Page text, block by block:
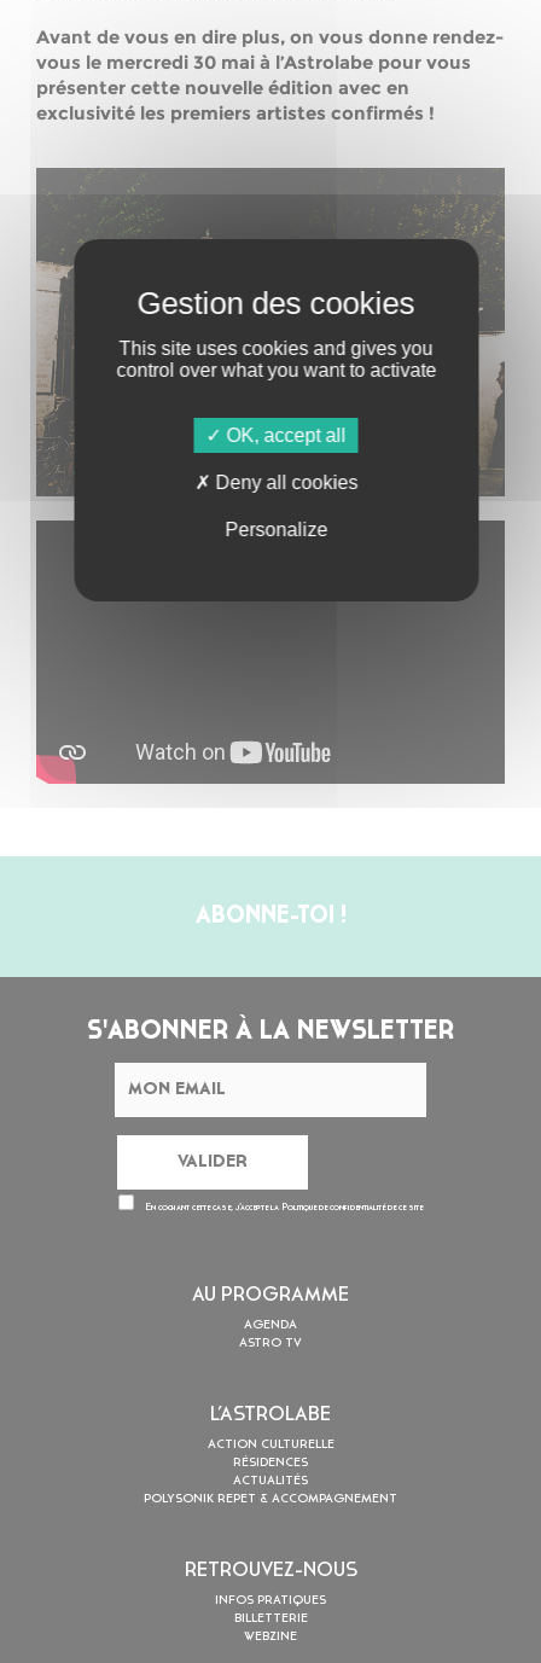
Avant de vous en dire plus, on vous donne rendez-
vous le mercredi 30 mai à l’Astrolabe pour vous
présenter cette nouvelle édition avec en
exclusivité les premiers artistes confirmés !
ABONNE-TOI !
S'ABONNER À LA NEWSLETTER
En cochant cette case, j’accepte la Politique de confidentialitéde ce site
AU PROGRAMME
AGENDA
ASTRO TV
L’ASTROLABE
ACTION CULTURELLE
RÉSIDENCES
ACTUALITÉS
POLYSONIK REPET & ACCOMPAGNEMENT
RETROUVEZ-NOUS
INFOS PRATIQUES
BILLETTERIE
WEBZINE
This site uses cookies and gives you
control over what you want to activate
OK, accept all
Deny all cookies
Personalize